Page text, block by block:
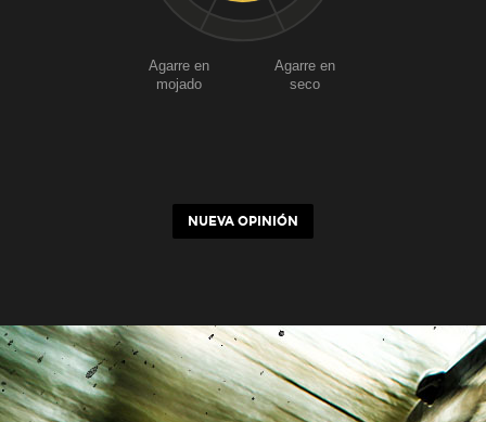
Agarre en
seco
Agarre en
mojado
NUEVA OPINIÓN